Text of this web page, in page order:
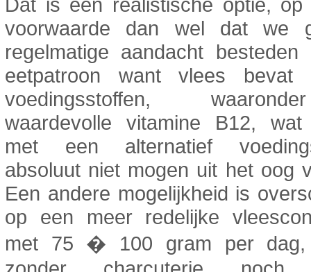
voorwaarde dan wel dat we
regelmatige aandacht
eetpatroon want vlees bevat
voedingsstoffen,
waardevolle vitamine B12, wat
met een alternatief
absoluut niet mogen uit het oog
Een andere mogelijkheid is
op een meer redelijke
met 75 � 100 gram per dag,